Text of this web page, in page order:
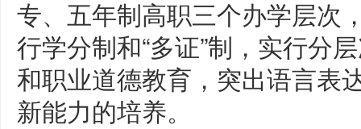
专、五年制高职三个办学层次
行学分制和“多证”制，实行分
和职业道德教育，突出语言表
新能力的培养。